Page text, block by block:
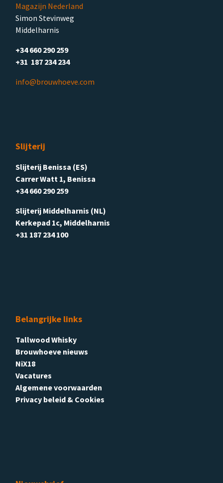
Magazijn Nederland
Simon Stevinweg
Middelharnis
+34 660 290 259
+31 187 234 234
info@brouwhoeve.com
Slijterij
Slijterij Benissa (ES)
Carrer Watt 1, Benissa
+34 660 290 259
Slijterij Middelharnis (NL)
Kerkepad 1c, Middelharnis
+31 187 234 100
Belangrijke links
Tallwood Whisky
Brouwhoeve nieuws
NiX18
Vacatures
Algemene voorwaarden
Privacy beleid & Cookies